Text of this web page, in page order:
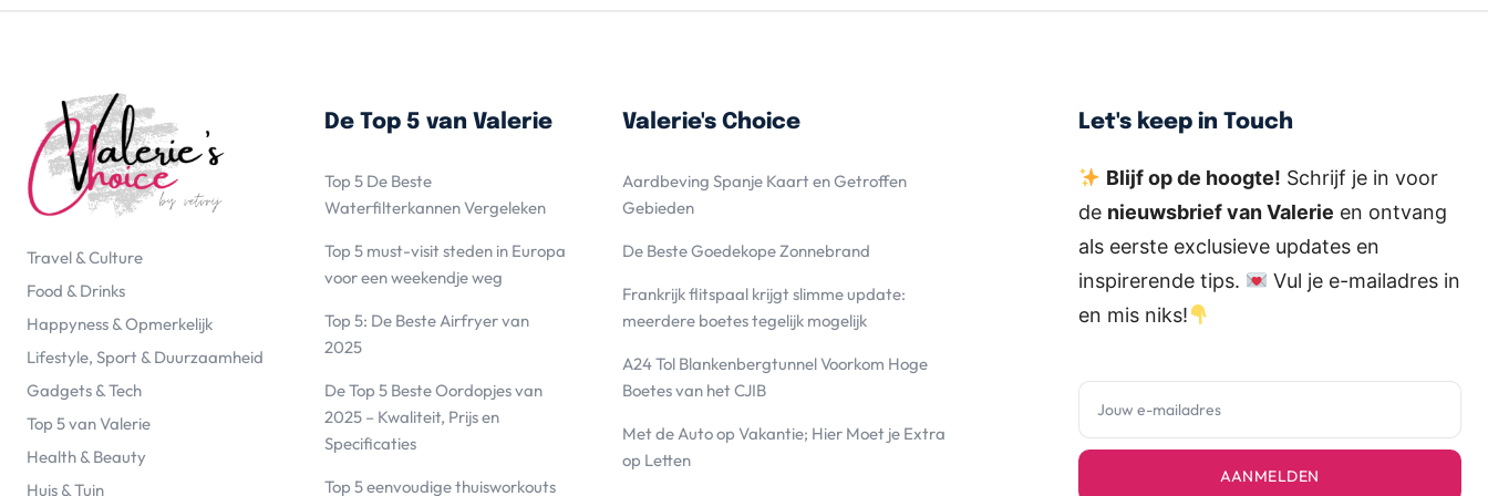
Travel & Culture
Food & Drinks
Happyness & Opmerkelijk
Lifestyle, Sport & Duurzaamheid
Gadgets & Tech
Top 5 van Valerie
Health & Beauty
Huis & Tuin
De Top 5 van Valerie
Top 5 De Beste
Waterfilterkannen Vergeleken
Top 5 must-visit steden in Europa
voor een weekendje weg
Top 5: De Beste Airfryer van
2025
De Top 5 Beste Oordopjes van
2025 – Kwaliteit, Prijs en
Specificaties
Top 5 eenvoudige thuisworkouts
Valerie's Choice
Aardbeving Spanje Kaart en Getroffen
Gebieden
De Beste Goedekope Zonnebrand
Frankrijk flitspaal krijgt slimme update:
meerdere boetes tegelijk mogelijk
A24 Tol Blankenbergtunnel Voorkom Hoge
Boetes van het CJIB
Met de Auto op Vakantie; Hier Moet je Extra
op Letten
Let's keep in Touch
Blijf op de hoogte! Schrijf je in voor
de nieuwsbrief van Valerie en ontvang
als eerste exclusieve updates en
inspirerende tips.
Vul je e-mailadres in
en mis niks!
AANMELDEN